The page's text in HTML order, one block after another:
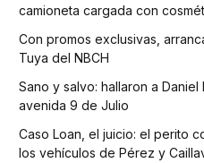
camioneta cargada con
Con promos exclusivas,
Tuya del NBCH
Sano y salvo: hallaron a
avenida 9 de Julio
Caso Loan, el juicio: el perito
los vehículos de Pérez y